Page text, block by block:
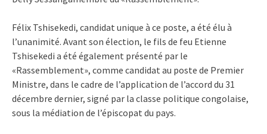
Félix Tshisekedi, candidat unique à ce poste, a été élu à
l’unanimité. Avant son élection, le fils de feu Etienne
Tshisekedi a été également présenté par le
«Rassemblement», comme candidat au poste de Premier
Ministre, dans le cadre de l’application de l’accord du 31
décembre dernier, signé par la classe politique congolaise,
sous la médiation de l’épiscopat du pays.